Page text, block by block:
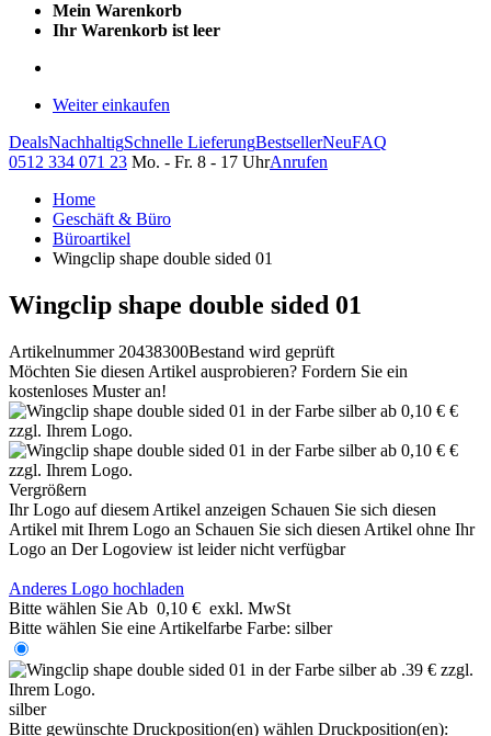
Mein Warenkorb
Ihr Warenkorb ist leer
Weiter einkaufen
DealsNachhaltigSchnelle LieferungBestsellerNeuFAQ
0512 334 071 23 Mo. - Fr. 8 - 17 UhrAnrufen
Home
Geschäft & Büro
Büroartikel
Wingclip shape double sided 01
Wingclip shape double sided 01
Artikelnummer 20438300Bestand wird geprüft
Möchten Sie diesen Artikel ausprobieren? Fordern Sie ein
kostenloses Muster an!
Vergrößern
Ihr Logo auf diesem Artikel anzeigen Schauen Sie sich diesen
Artikel mit Ihrem Logo an Schauen Sie sich diesen Artikel ohne Ihr
Logo an Der Logoview ist leider nicht verfügbar
Anderes Logo hochladen
Bitte wählen Sie Ab 0,10 € exkl. MwSt
Bitte wählen Sie eine Artikelfarbe Farbe: silber
silber
Bitte gewünschte Druckposition(en) wählen Druckposition(en):